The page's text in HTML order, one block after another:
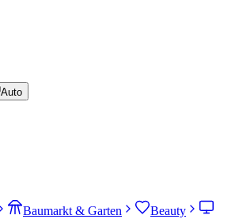
Auto
Baumarkt & Garten
Beauty